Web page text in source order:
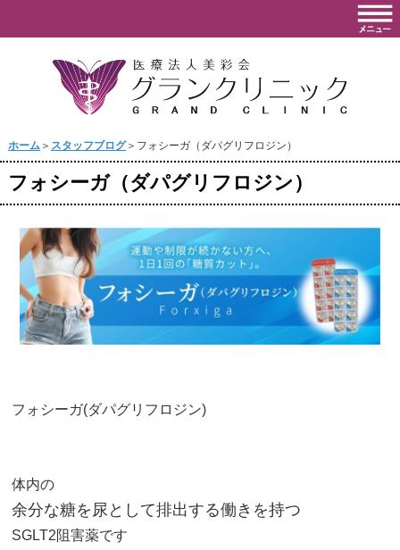
ホーム＞ スタッフブログ＞フォシーガ（ダパグリフロジン）
フォシーガ（ダパグリフロジン）
フォシーガ(ダパグリフロジン)
体内の
余分な糖を尿として排出する働きを持つ
SGLT2阻害薬です